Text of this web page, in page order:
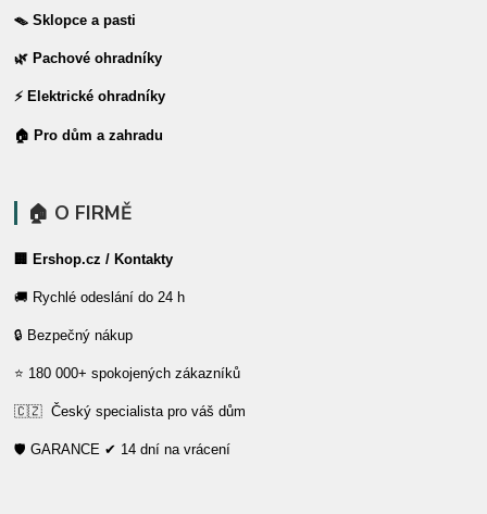
🪤 Sklopce a pasti
🌿 Pachové ohradníky
⚡ Elektrické ohradníky
🏠 Pro dům a zahradu
🏠 O FIRMĚ
🏢 Ershop.cz / Kontakty
🚚 Rychlé odeslání do 24 h
🔒 Bezpečný nákup
⭐ 180 000+ spokojených zákazníků
🇨🇿 Český specialista pro váš dům
🛡️ GARANCE ✔ 14 dní na vrácení